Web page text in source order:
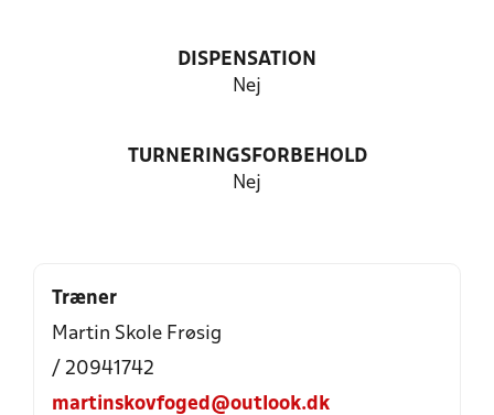
DISPENSATION
Nej
TURNERINGSFORBEHOLD
Nej
Træner
Martin Skole Frøsig
/ 20941742
martinskovfoged@outlook.dk